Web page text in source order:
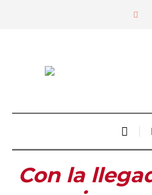
Con la